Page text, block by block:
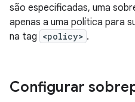
são especificadas, uma
apenas a uma política para
na tag <policy> .
Configurar